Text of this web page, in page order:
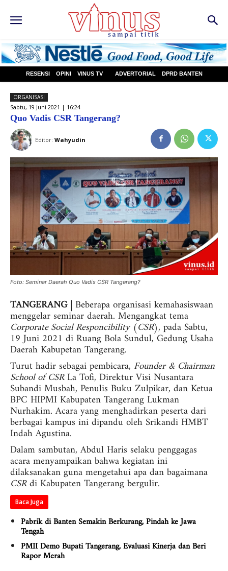
RESENSI OPINI VINUS TV ADVERTORIAL DPRD BANTEN
ORGANISASI
Sabtu, 19 Juni 2021 | 16:24
Quo Vadis CSR Tangerang?
Editor: Wahyudin
Foto: Seminar Daerah Quo Vadis CSR Tangerang?
TANGERANG | Beberapa organisasi kemahasiswaan
menggelar seminar daerah. Mengangkat tema
Corporate Social Responcibility(CSR), pada Sabtu,
19 Juni 2021 di Ruang Bola Sundul, Gedung Usaha
Daerah Kabupetan Tangerang.
Turut hadir sebagai pembicara, Founder & Chairman
School of CSRLa Tofi, Direktur Visi Nusantara
Subandi Musbah, Penulis Buku Zulpikar, dan Ketua
BPC HIPMI Kabupaten Tangerang Lukman
Nurhakim. Acara yang menghadirkan peserta dari
berbagai kampus ini dipandu oleh Srikandi HMBT
Indah Agustina.
Dalam sambutan, Abdul Haris selaku penggagas
acara menyampaikan bahwa kegiatan ini
dilaksanakan guna mengetahui apa dan bagaimana
CSRdi Kabupaten Tangerang bergulir.
Baca Juga
Pabrik di Banten Semakin Berkurang, Pindah ke Jawa
Tengah
PMII Demo Bupati Tangerang, Evaluasi Kinerja dan Beri
Rapor Merah